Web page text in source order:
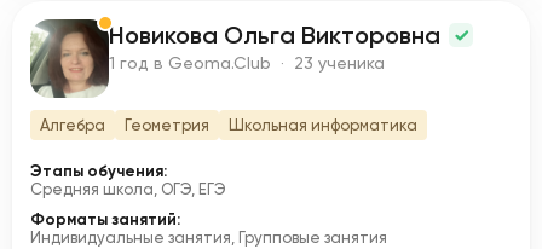
Н Новикова Ольга Викторовна
1 год в Geoma.Club · 23 ученика
Алгебра Геометрия Школьная информатика
Этапы обучения:
Средняя школа, ОГЭ, ЕГЭ
Форматы занятий:
Индивидуальные занятия, Групповые занятия